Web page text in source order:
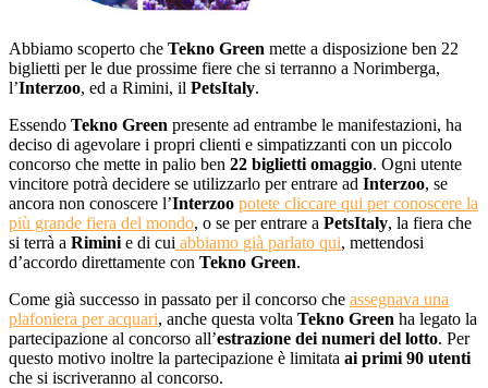
Abbiamo scoperto che Tekno Green mette a disposizione ben 22
biglietti per le due prossime fiere che si terranno a Norimberga,
l’Interzoo, ed a Rimini, il PetsItaly.
Essendo Tekno Green presente ad entrambe le manifestazioni, ha
deciso di agevolare i propri clienti e simpatizzanti con un piccolo
concorso che mette in palio ben 22 biglietti omaggio. Ogni utente
vincitore potrà decidere se utilizzarlo per entrare ad Interzoo, se
ancora non conoscere l’Interzoo potete cliccare qui per conoscere la
più grande fiera del mondo, o se per entrare a PetsItaly, la fiera che
si terrà a Rimini e di cui abbiamo già parlato qui, mettendosi
d’accordo direttamente con Tekno Green.
Come già successo in passato per il concorso che assegnava una
plafoniera per acquari, anche questa volta Tekno Green ha legato la
partecipazione al concorso all’estrazione dei numeri del lotto. Per
questo motivo inoltre la partecipazione è limitata ai primi 90 utenti
che si iscriveranno al concorso.